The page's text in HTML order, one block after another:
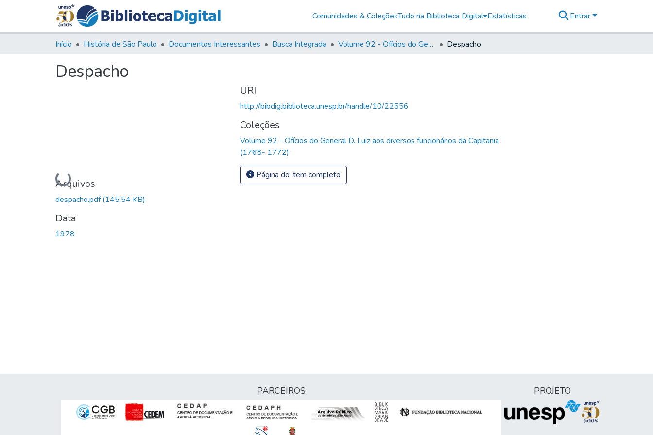
Comunidades & ColeçõesTudo na Biblioteca Digital Estatísticas Entrar
Início História de São Paulo Documentos Interessantes Busca Integrada Volume 92 - Ofícios do General D. Luiz aos diversos funcionários da Capitania (1768- 1772) Despacho
Despacho
Carregando...
Arquivos
despacho.pdf(145,54 KB)
Data
1978
URI
http://bibdig.biblioteca.unesp.br/handle/10/22556
Coleções
Volume 92 - Ofícios do General D. Luiz aos diversos funcionários da Capitania
(1768- 1772)
Página do item completo
PARCEIROS PROJETO